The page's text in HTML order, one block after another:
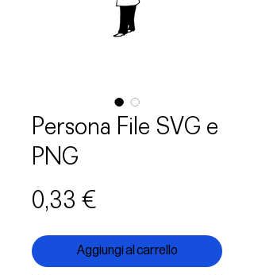
Persona File SVG e
PNG
0,33 €
Aggiungi al carrello